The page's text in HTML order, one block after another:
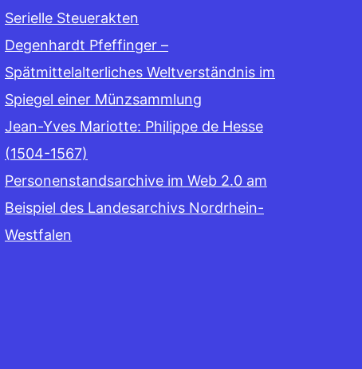
Serielle Steuerakten
Degenhardt Pfeffinger –
Spätmittelalterliches Weltverständnis im
Spiegel einer Münzsammlung
Jean-Yves Mariotte: Philippe de Hesse
(1504-1567)
Personenstandsarchive im Web 2.0 am
Beispiel des Landesarchivs Nordrhein-
Westfalen